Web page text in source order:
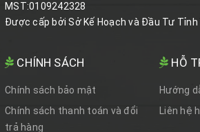
MST:0109242328
Được cấp bởi Sở Kế Hoạch và Đầu Tư Tỉnh
CHÍNH SÁCH
Chính sách bảo mật
Chính sách thanh toán và đổi
trả hàng
HỖ
Hướng
Liên hệ